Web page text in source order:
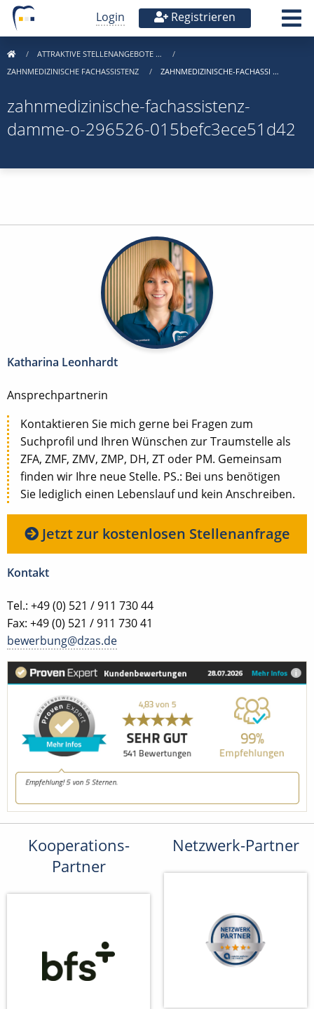
Login Registrieren
ATTRAKTIVE STELLENANGEBOTE …
ZAHNMEDIZINISCHE FACHASSISTENZ
ZAHNMEDIZINISCHE-FACHASSI …
zahnmedizinische-fachassistenz-
damme-o-296526-015befc3ece51d42
Katharina Leonhardt
Ansprechpartnerin
Kontaktieren Sie mich gerne bei Fragen zum
Suchprofil und Ihren Wünschen zur Traumstelle als
ZFA, ZMF, ZMV, ZMP, DH, ZT oder PM. Gemeinsam
finden wir Ihre neue Stelle. PS.: Bei uns benötigen
Sie lediglich einen Lebenslauf und kein Anschreiben.
Jetzt zur kostenlosen Stellenanfrage
Kontakt
Tel.: +49 (0) 521 / 911 730 44
Fax: +49 (0) 521 / 911 730 41
bewerbung@dzas.de
Kooperations-
Partner
Netzwerk-Partner